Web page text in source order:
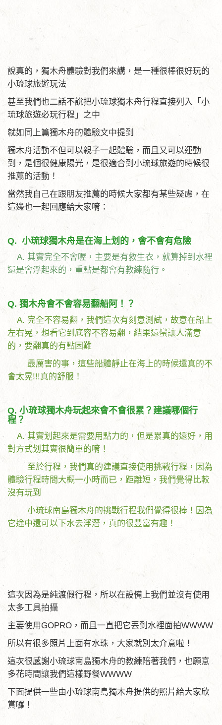
說真的，獨木舟體驗對我們來講，是一種很棒很好玩的
小琉球旅遊玩法
甚至我們也二話不說把小琉球獨木舟行程直接列入「小
琉球旅遊必玩行程」之中
就如同上篇獨木舟的體驗文中提到
獨木舟活動不但可以親子一起體驗，而且又可以運動
到，是個很健康陽光，是很適合到小琉球旅遊的時候很
推薦的活動！
當然我自己在跟朋友推薦的時候大家都有某些疑慮，在
這邊也一起回應給大家唷：
Q. 小琉球獨木舟是在海上划的，會不會有危險
A. 其實完全不會喔，主要是有救生衣，就算掉到水裡
還是會浮起來的，重點是都會有教練隨行。
Q. 獨木舟會不會容易翻船阿！？
A. 完全不容易翻，我們這次有刻意測試，故意在船上
左右晃，想看它到底容不容易翻，結果還蠻讓人滿意
的，要翻真的有點困難
最厲害的事，這些船體靜止在海上的時候還真的不
會太晃!!!真的舒服！
Q. 小琉球獨木舟玩起來會不會很累？建議哪個行
程？
A. 其實划起來是需要用點力的，但是累真的還好，用
對方式划其實很簡單的唷！
至於行程，我們真的建議直接使用挑戰行程，因為
體驗行程時間大概一小時而已，距離短，我們覺得比較
沒有玩到
小琉球南島獨木舟的挑戰行程我們覺得很棒！因為
它途中還可以下水去浮潛，真的很豐富有趣！
這次因為是純渡假行程，所以在設備上我們並沒有使用
太多工具拍攝
主要使用GOPRO，而且一直把它丟到水裡面拍WWWW
所以有很多照片上面有水珠，大家就別太介意啦！
這次很感謝小琉球南島獨木舟的教練陪著我們，也願意
多花時間讓我們這樣野餐WWWW
下面提供一些由小琉球南島獨木舟提供的照片給大家欣
賞囉！